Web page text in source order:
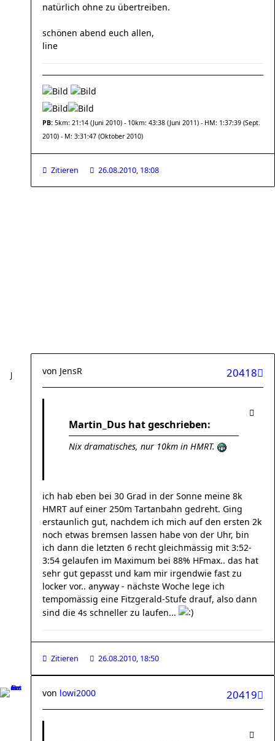
natürlich ohne zu übertreiben.
schönen abend euch allen,
line
PB: 5km: 21:14 (Juni 2010) - 10km: 43:38 (Juni 2011) - HM: 1:37:39 (Sept.
2010) - M: 3:31:47 (Oktober 2010)
Zitieren 26.08.2010, 18:08
20418
von JensR
Martin_Dus hat geschrieben:
Nix dramatisches, nur 10km in HMRT.
ich hab eben bei 30 Grad in der Sonne meine 8k
HMRT auf einer 250m Tartanbahn gedreht. Ging
erstaunlich gut, nachdem ich mich auf den ersten 2k
noch etwas bremsen lassen habe von der Uhr, bin
ich dann die letzten 6 recht gleichmässig mit 3:52-
3:54 gelaufen im Maximum bei 88% HFmax.. das hat
sehr gut gepasst und kam mir irgendwie fast zu
locker vor.. anyway - nächste Woche lege ich
tempomässig eine Fitzgerald-Stufe drauf, also dann
sind die 4s schneller zu laufen...
Zitieren 26.08.2010, 18:50
20419
von lowi2000